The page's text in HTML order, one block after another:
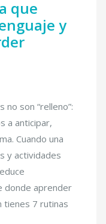
que
y
no son “relleno”:
a anticipar,
Cuando una
y actividades
donde aprender
tienes 7 rutinas